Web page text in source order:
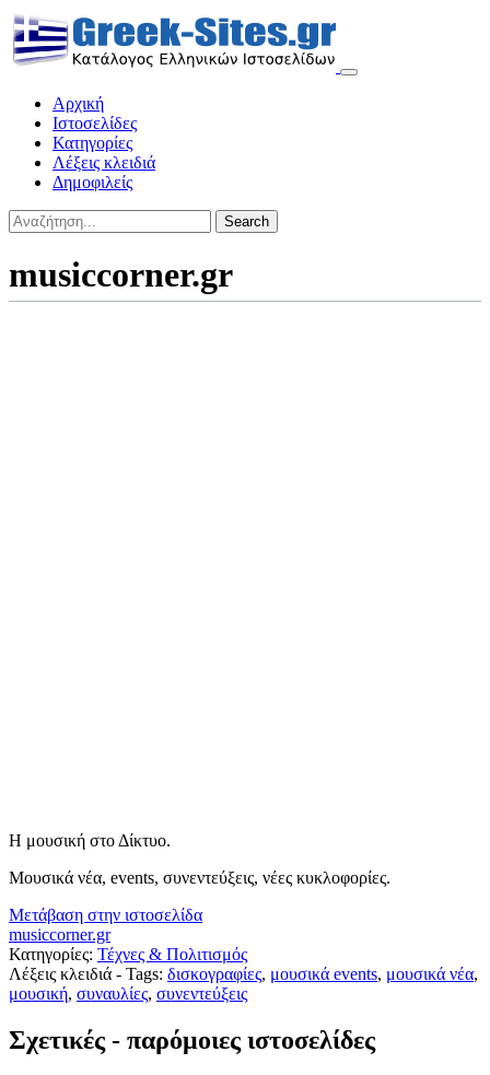
Αρχική
Ιστοσελίδες
Κατηγορίες
Λέξεις κλειδιά
Δημοφιλείς
Search
musiccorner.gr
Η μουσική στο Δίκτυο.
Μουσικά νέα, events, συνεντεύξεις, νέες κυκλοφορίες.
Μετάβαση στην ιστοσελίδα
musiccorner.gr
Κατηγορίες: Τέχνες & Πολιτισμός
Λέξεις κλειδιά - Tags: δισκογραφίες, μουσικά events, μουσικά νέα,
μουσική, συναυλίες, συνεντεύξεις
Σχετικές - παρόμοιες ιστοσελίδες